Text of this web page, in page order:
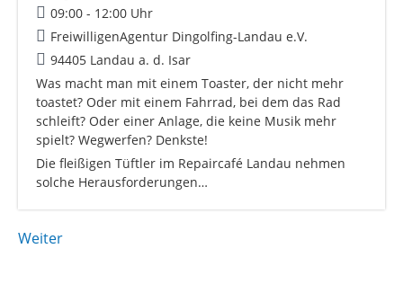
09:00 - 12:00 Uhr
FreiwilligenAgentur Dingolfing-Landau e.V.
94405 Landau a. d. Isar
Was macht man mit einem Toaster, der nicht mehr
toastet? Oder mit einem Fahrrad, bei dem das Rad
schleift? Oder einer Anlage, die keine Musik mehr
spielt? Wegwerfen? Denkste!
Die fleißigen Tüftler im Repaircafé Landau nehmen
solche Herausforderungen…
Weiter